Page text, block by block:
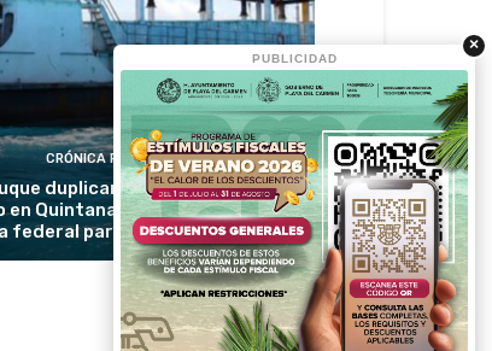
CRÓNICA RIVIERA
duplicará la recolección de
en Quintana Roo y reforzará la
federal para proteger las playas
×
PUBLICIDAD